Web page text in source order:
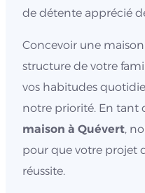
de détente apprécié
Concevoir une
structure de votre
vos habitudes
notre priorité. En tant
maison à Quévert,
pour que votre projet
réussite.